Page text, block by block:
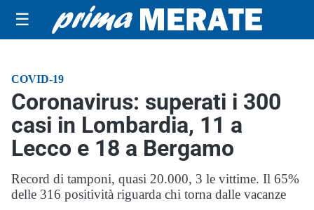
☰
COVID-19
Coronavirus: superati i 300
casi in Lombardia, 11 a
Lecco e 18 a Bergamo
Record di tamponi, quasi 20.000, 3 le vittime. Il 65%
delle 316 positività riguarda chi torna dalle vacanze